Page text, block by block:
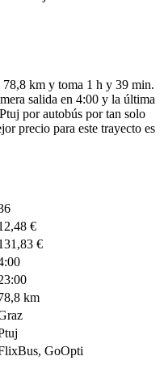
km y toma 1 h y 39 min.
salida en 4:00 y la última
por autobús por tan solo
precio para este trayecto es
€
€
km
GoOpti
, ©OpenStreetMap